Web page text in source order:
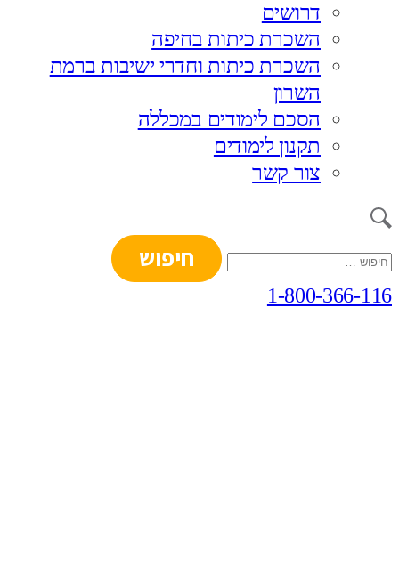
דרושים
השכרת כיתות בחיפה
השכרת כיתות וחדרי ישיבות ברמת
השרון
הסכם לימודים במכללה
תקנון לימודים
צור קשר
חיפוש:
1-800-366-116